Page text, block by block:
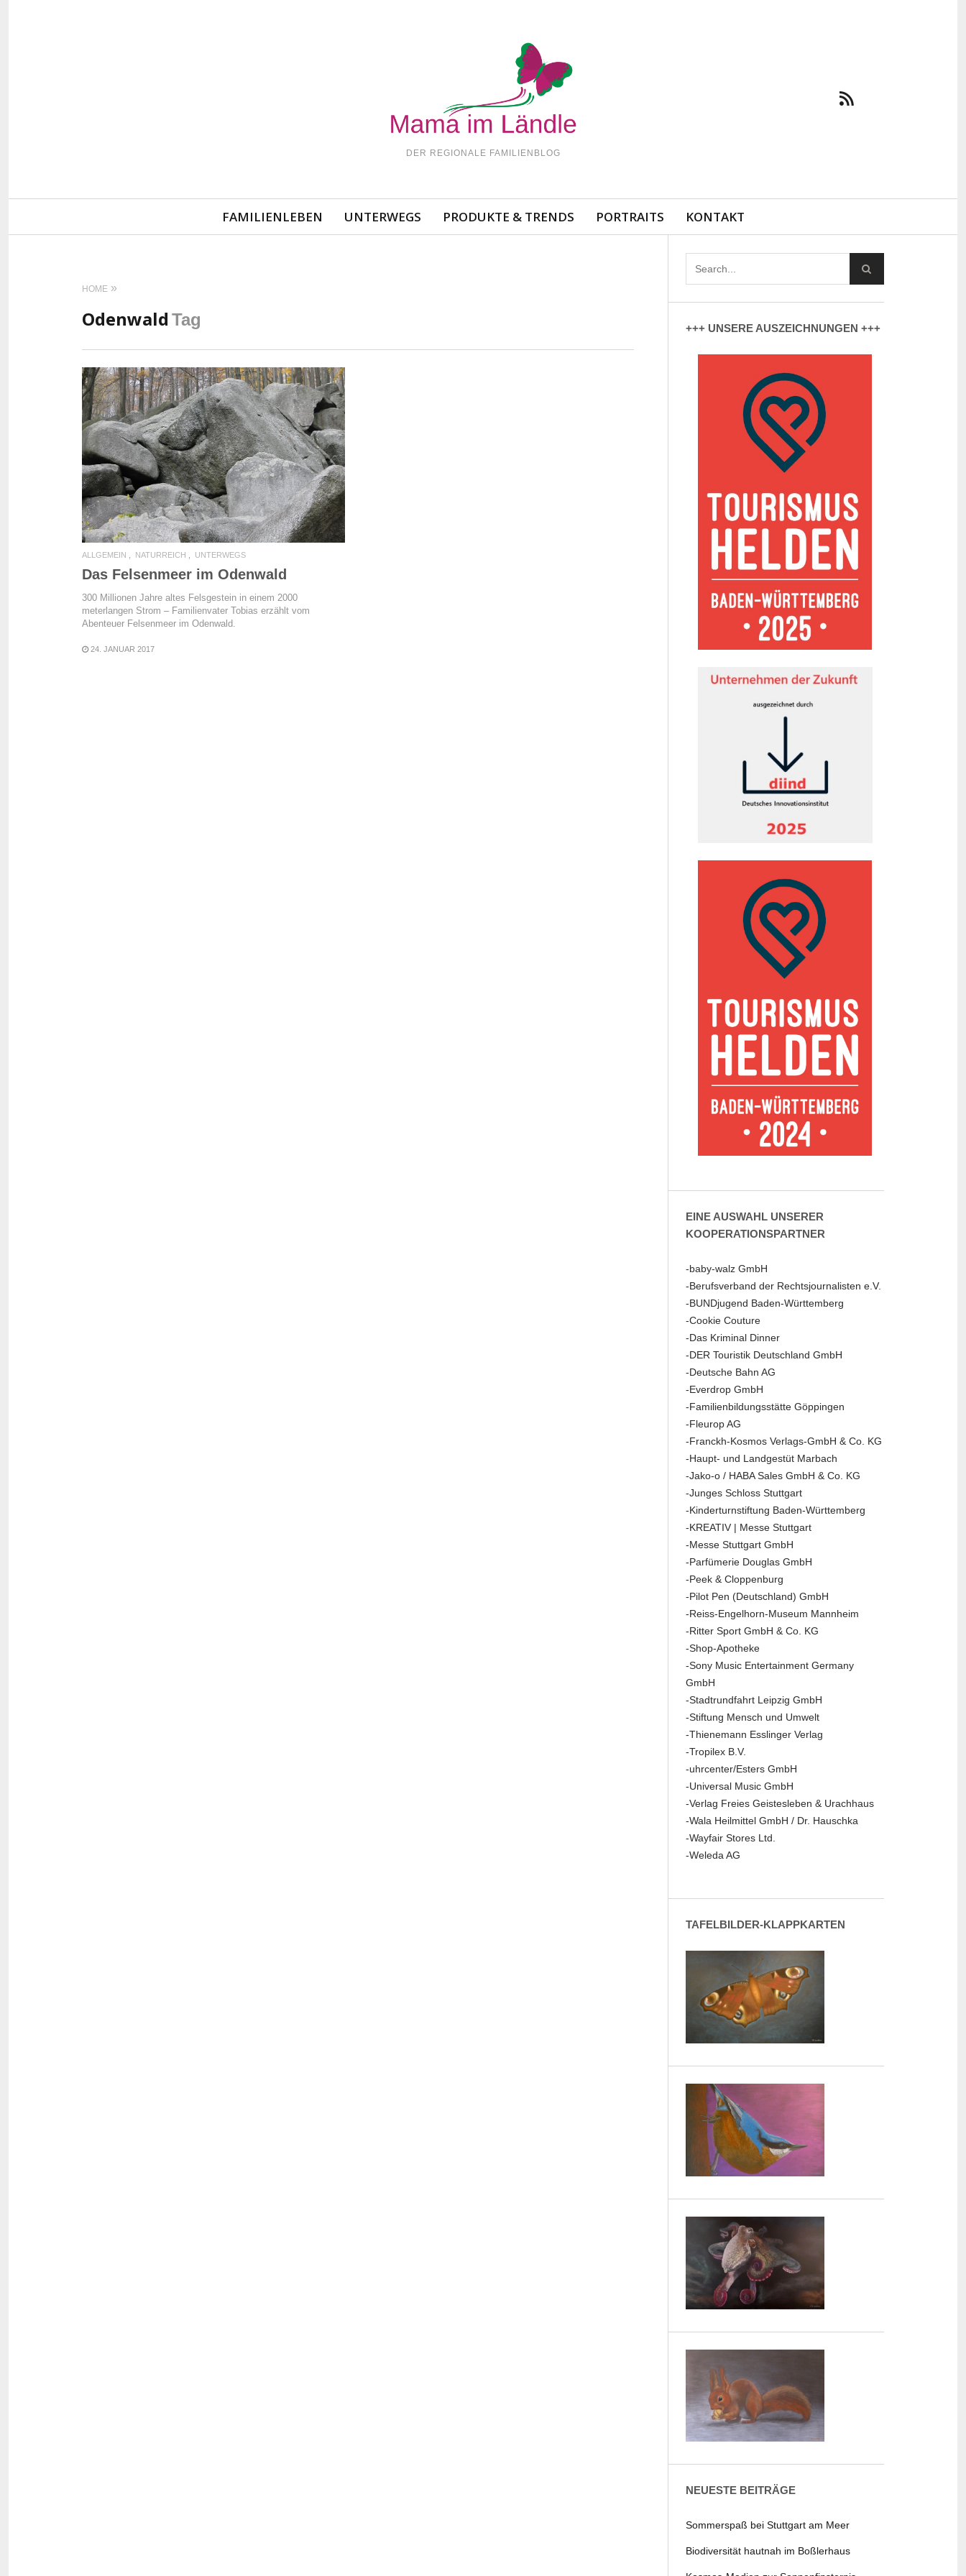
DER REGIONALE FAMILIENBLOG
Navigation
FAMILIENLEBEN UNTERWEGS PRODUKTE & TRENDS PORTRAITS KONTAKT
HOME
Odenwald Tag
READ MORE
ALLGEMEIN NATURREICH UNTERWEGS
Das Felsenmeer im Odenwald
300 Millionen Jahre altes Felsgestein in einem 2000
meterlangen Strom – Familienvater Tobias erzählt vom
Abenteuer Felsenmeer im Odenwald.
24. JANUAR 2017
+++ UNSERE AUSZEICHNUNGEN +++
EINE AUSWAHL UNSERER
KOOPERATIONSPARTNER
-baby-walz GmbH
-Berufsverband der Rechtsjournalisten e.V.
-BUNDjugend Baden-Württemberg
-Cookie Couture
-Das Kriminal Dinner
-DER Touristik Deutschland GmbH
-Deutsche Bahn AG
-Everdrop GmbH
-Familienbildungsstätte Göppingen
-Fleurop AG
-Franckh-Kosmos Verlags-GmbH & Co. KG
-Haupt- und Landgestüt Marbach
-Jako-o / HABA Sales GmbH & Co. KG
-Junges Schloss Stuttgart
-Kinderturnstiftung Baden-Württemberg
-KREATIV | Messe Stuttgart
-Messe Stuttgart GmbH
-Parfümerie Douglas GmbH
-Peek & Cloppenburg
-Pilot Pen (Deutschland) GmbH
-Reiss-Engelhorn-Museum Mannheim
-Ritter Sport GmbH & Co. KG
-Shop-Apotheke
-Sony Music Entertainment Germany
GmbH
-Stadtrundfahrt Leipzig GmbH
-Stiftung Mensch und Umwelt
-Thienemann Esslinger Verlag
-Tropilex B.V.
-uhrcenter/Esters GmbH
-Universal Music GmbH
-Verlag Freies Geistesleben & Urachhaus
-Wala Heilmittel GmbH / Dr. Hauschka
-Wayfair Stores Ltd.
-Weleda AG
TAFELBILDER-KLAPPKARTEN
NEUESTE BEITRÄGE
Sommerspaß bei Stuttgart am Meer
Biodiversität hautnah im Boßlerhaus